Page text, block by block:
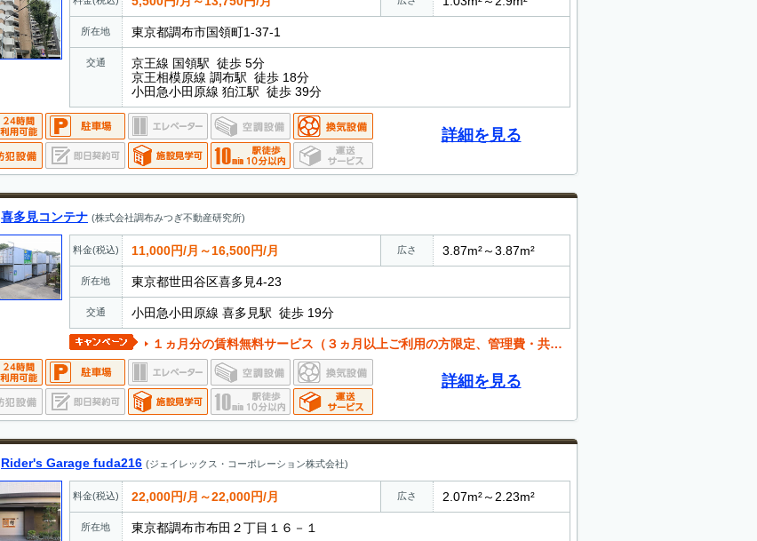
所在地 東京都調布市国領町1-37-1
交通
京王線 国領駅 徒歩 5分
京王相模原線 調布駅 徒歩 18分
小田急小田原線 狛江駅 徒歩 39分
詳細を見る
喜多見コンテナ (株式会社調布みつぎ不動産研究所)
料金(税込) 11,000円/月～16,500円/月 広さ 3.87m²～3.87m²
所在地 東京都世田谷区喜多見4-23
交通 小田急小田原線 喜多見駅 徒歩 19分
１ヵ月分の賃料無料サービス（３ヵ月以上ご利用の方限定、管理費・共益費除く）
詳細を見る
Rider's Garage fuda216 (ジェイレックス・コーポレーション株式会社)
料金(税込) 22,000円/月～22,000円/月 広さ 2.07m²～2.23m²
所在地 東京都調布市布田２丁目１６－１